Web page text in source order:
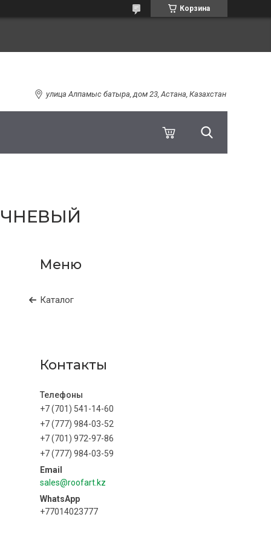
Корзина
улица Алпамыс батыра, дом 23, Астана, Казахстан
Каталог
Контакты
+7 (701) 541-14-60
+7 (777) 984-03-52
+7 (701) 972-97-86
+7 (777) 984-03-59
sales@roofart.kz
+77014023777